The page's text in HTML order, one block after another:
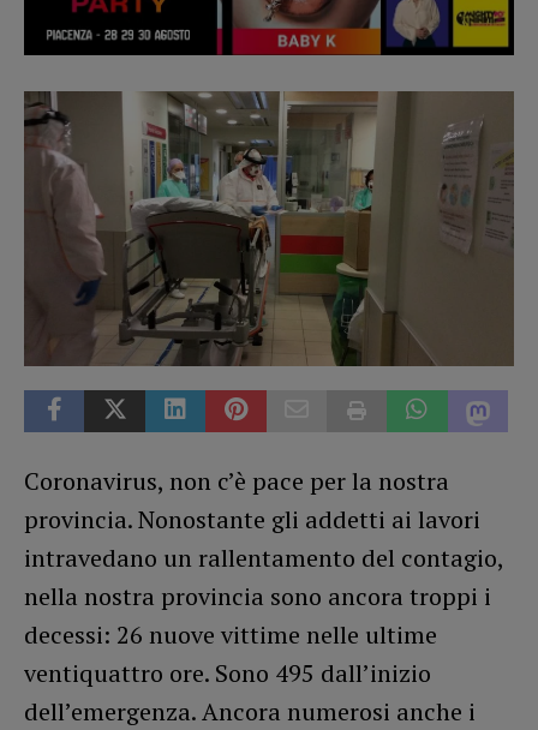
Coronavirus, non c’è pace per la nostra
provincia. Nonostante gli addetti ai lavori
intravedano un rallentamento del contagio,
nella nostra provincia sono ancora troppi i
decessi: 26 nuove vittime nelle ultime
ventiquattro ore. Sono 495 dall’inizio
dell’emergenza. Ancora numerosi anche i